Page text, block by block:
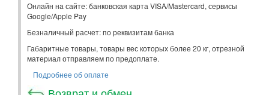
Онлайн на сайте: банковская карта VISA/Mastercard, сервисы
Google/Apple Pay
Безналичный расчет: по реквизитам банка
Габаритные товары, товары вес которых более 20 кг, отрезной
материал отправляем по предоплате.
Подробнее об оплате